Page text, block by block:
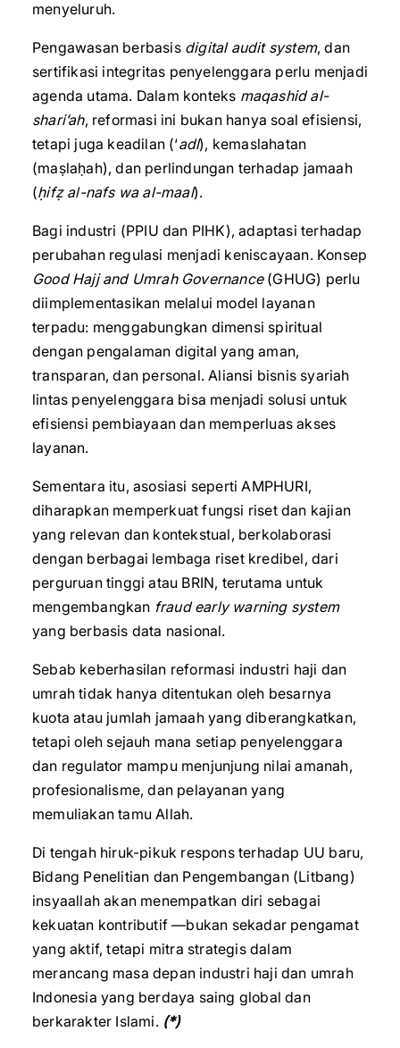
menyeluruh.
Pengawasan berbasis digital audit system, dan
sertifikasi integritas penyelenggara perlu menjadi
agenda utama. Dalam konteks maqashid al-
shari’ah, reformasi ini bukan hanya soal efisiensi,
tetapi juga keadilan (‘adl), kemaslahatan
(maṣlaḥah), dan perlindungan terhadap jamaah
(ḥifẓal-nafs wa al-maal).
Bagi industri (PPIU dan PIHK), adaptasi terhadap
perubahan regulasi menjadi keniscayaan. Konsep
Good Hajj and Umrah Governance(GHUG) perlu
diimplementasikan melalui model layanan
terpadu: menggabungkan dimensi spiritual
dengan pengalaman digital yang aman,
transparan, dan personal. Aliansi bisnis syariah
lintas penyelenggara bisa menjadi solusi untuk
efisiensi pembiayaan dan memperluas akses
layanan.
Sementara itu, asosiasi seperti AMPHURI,
diharapkan memperkuat fungsi riset dan kajian
yang relevan dan kontekstual, berkolaborasi
dengan berbagai lembaga riset kredibel, dari
perguruan tinggi atau BRIN, terutama untuk
mengembangkan fraud early warning system
yang berbasis data nasional.
Sebab keberhasilan reformasi industri haji dan
umrah tidak hanya ditentukan oleh besarnya
kuota atau jumlah jamaah yang diberangkatkan,
tetapi oleh sejauh mana setiap penyelenggara
dan regulator mampu menjunjung nilai amanah,
profesionalisme, dan pelayanan yang
memuliakan tamu Allah.
Di tengah hiruk-pikuk respons terhadap UU baru,
Bidang Penelitian dan Pengembangan (Litbang)
insyaallah akan menempatkan diri sebagai
kekuatan kontributif —bukan sekadar pengamat
yang aktif, tetapi mitra strategis dalam
merancang masa depan industri haji dan umrah
Indonesia yang berdaya saing global dan
berkarakter Islami. (*)